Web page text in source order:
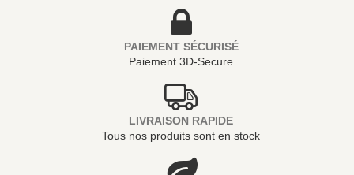
PAIEMENT SÉCURISÉ
Paiement 3D-Secure
LIVRAISON RAPIDE
Tous nos produits sont en stock